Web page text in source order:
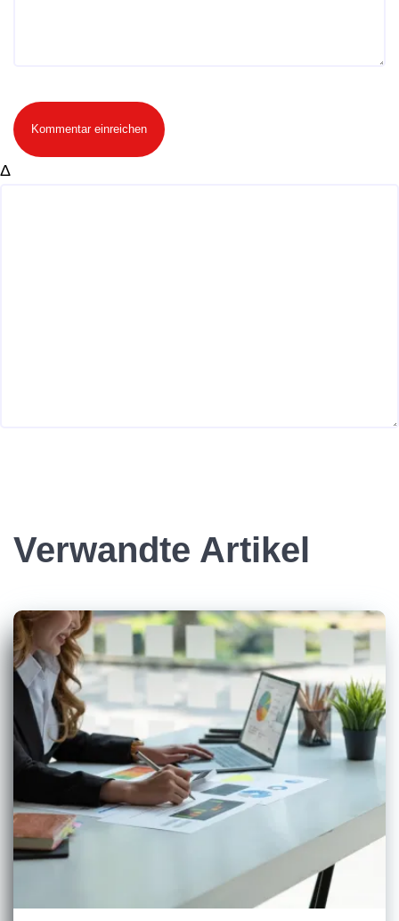
Kommentar einreichen
Δ
Verwandte Artikel